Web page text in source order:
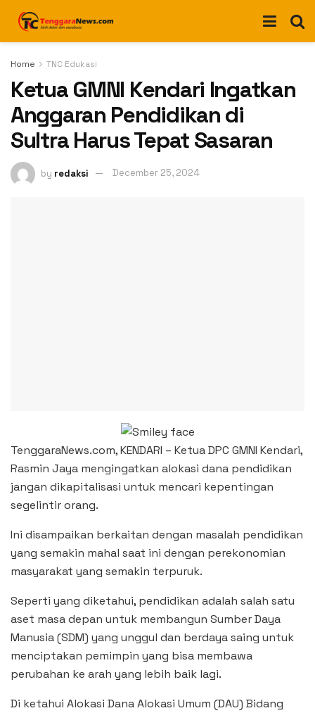
Home TNC Edukasi
Ketua GMNI Kendari Ingatkan
Anggaran Pendidikan di
Sultra Harus Tepat Sasaran
by redaksi December 25, 2024
TenggaraNews.com, KENDARI – Ketua DPC GMNI Kendari,
Rasmin Jaya mengingatkan alokasi dana pendidikan
jangan dikapitalisasi untuk mencari kepentingan
segelintir orang.
Ini disampaikan berkaitan dengan masalah pendidikan
yang semakin mahal saat ini dengan perekonomian
masyarakat yang semakin terpuruk.
Seperti yang diketahui, pendidikan adalah salah satu
aset masa depan untuk membangun Sumber Daya
Manusia (SDM) yang unggul dan berdaya saing untuk
menciptakan pemimpin yang bisa membawa
perubahan ke arah yang lebih baik lagi.
Di ketahui Alokasi Dana Alokasi Umum (DAU) Bidang